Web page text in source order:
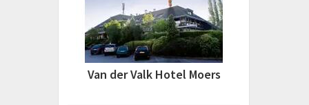
Van der Valk Hotel Moers